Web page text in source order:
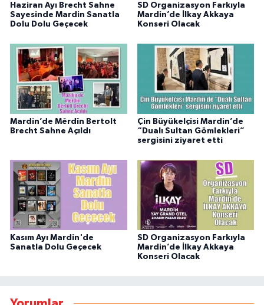
Haziran Ayı Brecht Sahne
Sayesinde Mardin Sanatla
Dolu Dolu Geçecek
SD Organizasyon Farkıyla
Mardin’de İlkay Akkaya
Konseri Olacak
Mardin’de Mêrdîn Bertolt
Brecht Sahne Açıldı
Çin Büyükelçisi Mardin’de
“Dualı Sultan Gömlekleri”
sergisini ziyaret etti
Kasım Ayı Mardin'de
Sanatla Dolu Geçecek
SD Organizasyon Farkıyla
Mardin’de İlkay Akkaya
Konseri Olacak